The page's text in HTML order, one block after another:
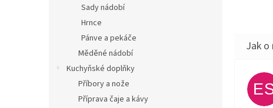
Sady nádobí
Hrnce
Pánve a pekáče
Měděné nádobí
Kuchyňské doplňky
Příbory a nože
Příprava čaje a kávy